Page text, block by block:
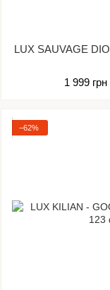
LUX SAUVAGE
1 999 грн
−62%